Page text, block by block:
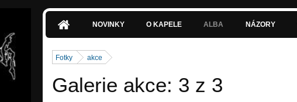
NOVINKY O KAPELE ALBA NÁZORY
Fotky akce
Galerie akce: 3 z 3